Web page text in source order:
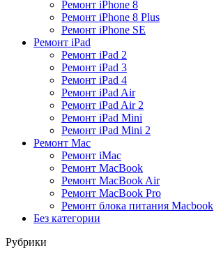
Ремонт iPhone 8
Ремонт iPhone 8 Plus
Ремонт iPhone SE
Ремонт iPad
Ремонт iPad 2
Ремонт iPad 3
Ремонт iPad 4
Ремонт iPad Air
Ремонт iPad Air 2
Ремонт iPad Mini
Ремонт iPad Mini 2
Ремонт Mac
Ремонт iMac
Ремонт MacBook
Ремонт MacBook Air
Ремонт MacBook Pro
Ремонт блока питания Macbook
Без категории
Рубрики